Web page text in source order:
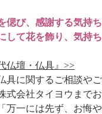
偲び、感謝する気持
して花を飾り、気持
仏壇・仏具』>>
に関するご相談や
式会社タイヨウまで
万一には先ず、お悔